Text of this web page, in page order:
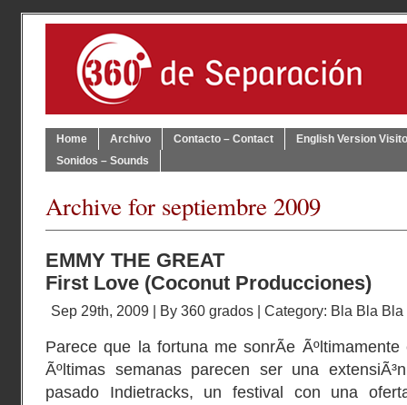
Home Archivo Contacto – Contact
English Version
Sonidos – Sounds
Archive for septiembre 2009
EMMY THE GREAT
First Love (Coconut Producciones)
Sep 29th, 2009 | By 360 grados | Category: Bla Bla Bla
Parece que la fortuna me sonrÃ­e
Ãºltimas semanas parecen ser una
pasado Indietracks, un festival con una